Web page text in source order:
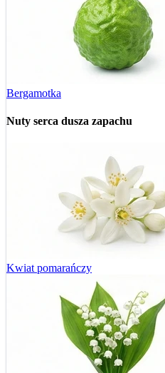
Bergamotka
Nuty serca dusza zapachu
Kwiat pomarańczy